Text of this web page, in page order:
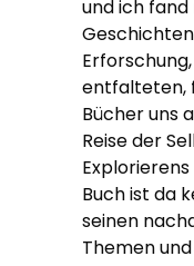
und ich
entfalteten,
Bücher uns
Reise der
Buch ist da
seinen
Themen